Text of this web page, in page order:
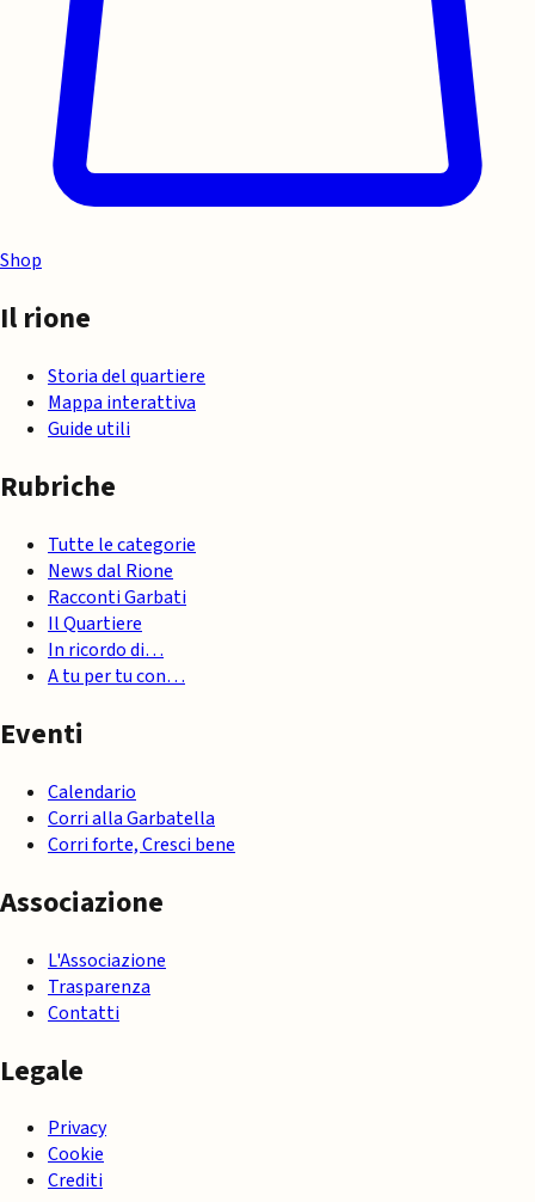
Shop
Il rione
Storia del quartiere
Mappa interattiva
Guide utili
Rubriche
Tutte le categorie
News dal Rione
Racconti Garbati
Il Quartiere
In ricordo di…
A tu per tu con…
Eventi
Calendario
Corri alla Garbatella
Corri forte, Cresci bene
Associazione
L'Associazione
Trasparenza
Contatti
Legale
Privacy
Cookie
Crediti